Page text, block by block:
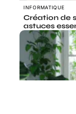
INFORMATIQUE
Création de
astuces